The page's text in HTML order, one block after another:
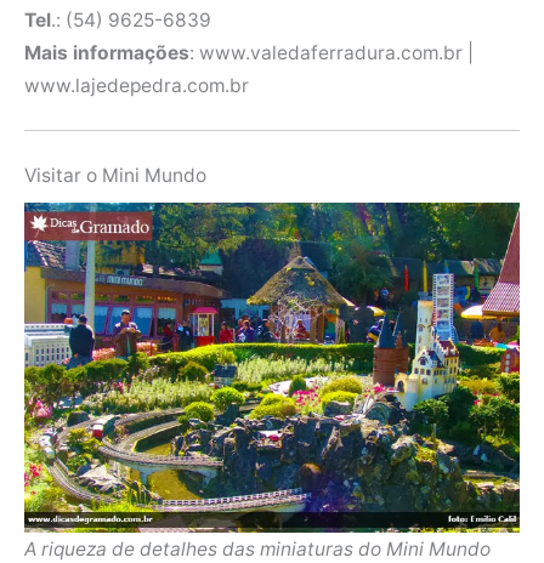
Tel.: (54) 9625-6839
Mais informações: www.valedaferradura.com.br |
www.lajedepedra.com.br
Visitar o Mini Mundo
A riqueza de detalhes das miniaturas do Mini Mundo